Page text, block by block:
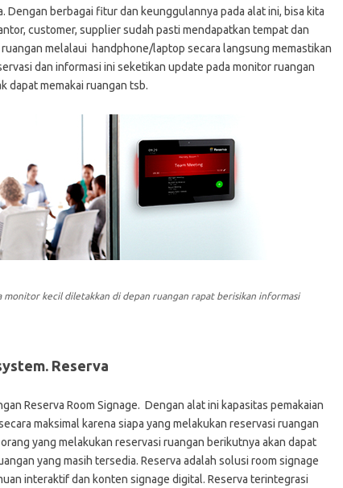
Dengan berbagai fitur dan keunggulannya pada alat ini, bisa kita
customer, supplier sudah pasti mendapatkan tempat dan
melalaui handphone/laptop secara langsung memastikan
dan informasi ini seketikan update pada monitor ruangan
dapat memakai ruangan tsb.
kecil diletakkan di depan ruangan rapat berisikan informasi
Reserva
Reserva Room Signage. Dengan alat ini kapasitas pemakaian
maksimal karena siapa yang melakukan reservasi ruangan
yang melakukan reservasi ruangan berikutnya akan dapat
yang masih tersedia. Reserva adalah solusi room signage
interaktif dan konten signage digital. Reserva terintegrasi